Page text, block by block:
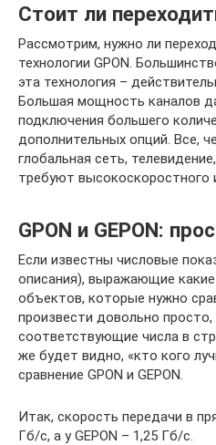
Стоит ли
Рассмотрим, нужно ли
технологии GPON.
эта технология –
Большая мощность каналов
подключения большего
дополнительных опций. Все,
глобальная сеть,
требуют высокоскоростного
GPON и GEPON:
Если известны числовые
описания), выражающие
объектов, которые нужно
произвести довольно
соответствующие числа в
же будет видно, «кто кого
сравнение GPON и GEPON.
Итак, скорость передачи в
Гб/с, а у GEPON – 1,25 Гб/с.